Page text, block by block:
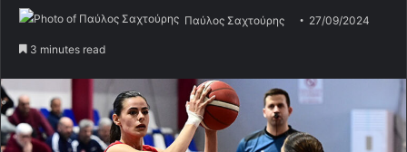
Παύλος Σαχτούρης 27/09/2024
3 minutes read